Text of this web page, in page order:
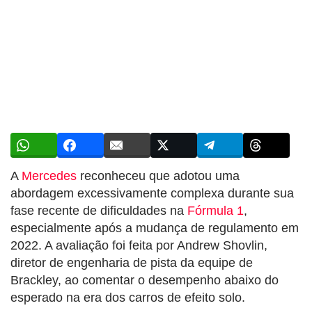
A Mercedes reconheceu que adotou uma
abordagem excessivamente complexa durante sua
fase recente de dificuldades na Fórmula 1,
especialmente após a mudança de regulamento em
2022. A avaliação foi feita por Andrew Shovlin,
diretor de engenharia de pista da equipe de
Brackley, ao comentar o desempenho abaixo do
esperado na era dos carros de efeito solo.